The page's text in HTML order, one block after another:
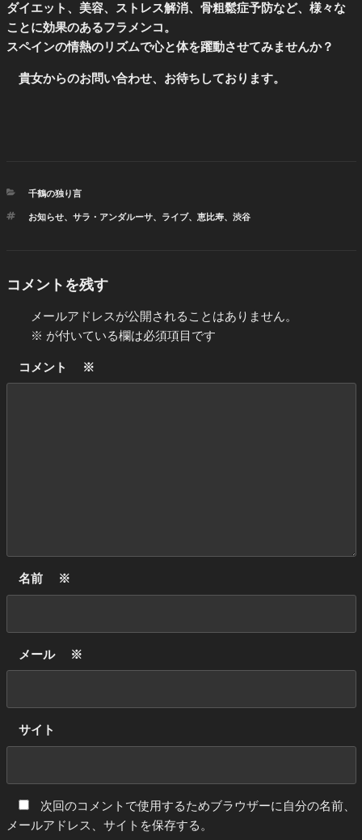
ダイエット、美容、ストレス解消、骨粗鬆症予防など、様々な
ことに効果のあるフラメンコ。
スペインの情熱のリズムで心と体を躍動させてみませんか？
貴女からのお問い合わせ、お待ちしております。
カ
ゴ
千鶴の独り言
タ
お知らせ、 サラ・アンダルーサ、 ライブ、 恵比寿、 渋谷
コメントを残す
メールアドレスが公開されることはありません。
※ が付いている欄は必須項目です
コメント ※
名前 ※
メール ※
サイト
次回のコメントで使用するためブラウザーに自分の名前、
メールアドレス、サイトを保存する。